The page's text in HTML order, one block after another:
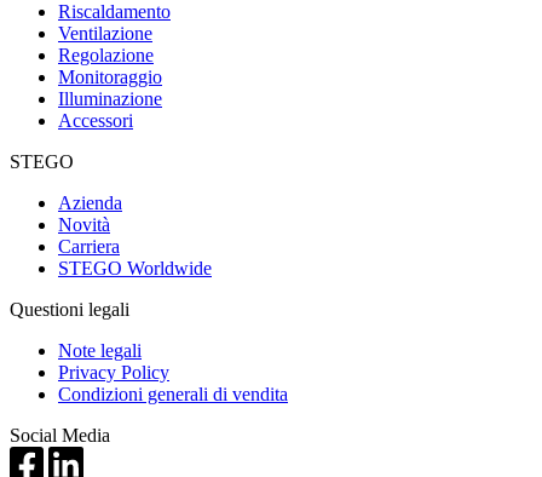
Riscaldamento
Ventilazione
Regolazione
Monitoraggio
Illuminazione
Accessori
STEGO
Azienda
Novità
Carriera
STEGO Worldwide
Questioni legali
Note legali
Privacy Policy
Condizioni generali di vendita
Social Media